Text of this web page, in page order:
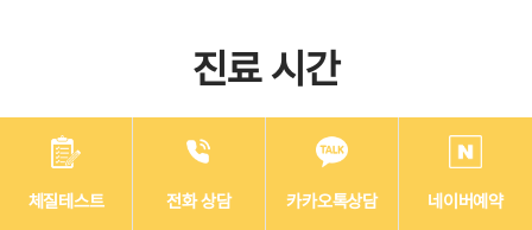
진료 시간
체질테스트 전화 상담 카카오톡상담 네이버예약